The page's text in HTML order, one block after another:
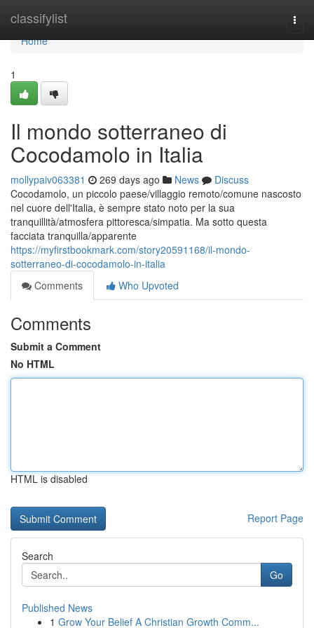
classifylist
Home
Home
1
Il mondo sotterraneo di
Cocodamolo in Italia
mollypaiv063381 269 days ago News
Discuss
Cocodamolo, un piccolo paese/villaggio remoto/comune nascosto
nel cuore dell'Italia, è sempre stato noto per la sua
tranquillità/atmosfera pittoresca/simpatia. Ma sotto questa
facciata tranquilla/apparente
https://myfirstbookmark.com/story20591168/il-mondo-
sotterraneo-di-cocodamolo-in-italia
Comments
Who Upvoted
Comments
Submit a Comment
No HTML
HTML is disabled
Report Page
Search
Go
Published News
1 Grow Your Belief A Christian Growth Comm...